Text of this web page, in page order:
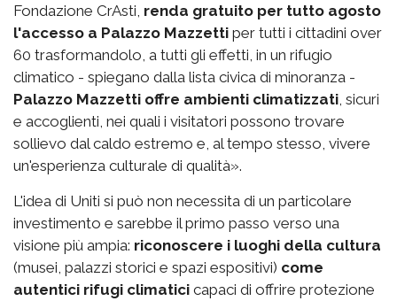
Fondazione CrAsti, renda gratuito per tutto agosto
l'accesso a Palazzo Mazzetti per tutti i cittadini over
60 trasformandolo, a tutti gli effetti, in un rifugio
climatico - spiegano dalla lista civica di minoranza -
Palazzo Mazzetti offre ambienti climatizzati , sicuri
e accoglienti, nei quali i visitatori possono trovare
sollievo dal caldo estremo e, al tempo stesso, vivere
un'esperienza culturale di qualità».
L'idea di Uniti si può non necessita di un particolare
investimento e sarebbe il primo passo verso una
visione più ampia: riconoscere i luoghi della cultura
(musei, palazzi storici e spazi espositivi) come
autentici rifugi climatici capaci di offrire protezione